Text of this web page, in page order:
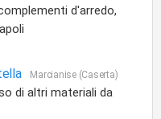
d'arredo,
Marcianise (Caserta)
di altri materiali da